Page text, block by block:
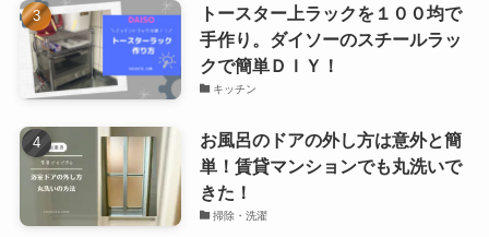
トースター上ラックを１００均で
手作り。ダイソーのスチールラッ
クで簡単ＤＩＹ！
キッチン
お風呂のドアの外し方は意外と簡
単！賃貸マンションでも丸洗いで
きた！
掃除・洗濯